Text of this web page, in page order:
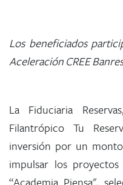
Los beneficiados
Aceleración CREE
La Fiduciaria
Filantrópico Tu
inversión por un
impulsar los